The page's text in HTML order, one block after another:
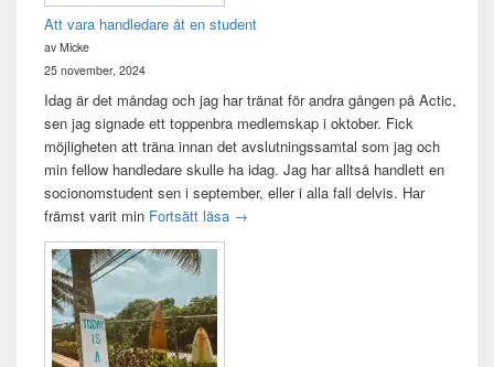
Att vara handledare åt en student
av Micke
25 november, 2024
Idag är det måndag och jag har tränat för andra gången på Actic,
sen jag signade ett toppenbra medlemskap i oktober. Fick
möjligheten att träna innan det avslutningssamtal som jag och
min fellow handledare skulle ha idag. Jag har alltså handlett en
socionomstudent sen i september, eller i alla fall delvis. Har
främst varit min Fortsätt läsa Att vara handledare åt en student
→